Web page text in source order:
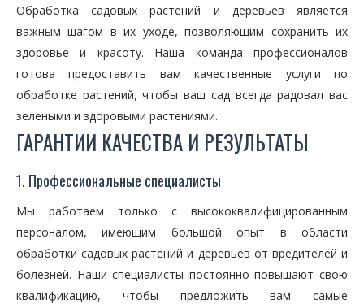
Обработка садовых растений и деревьев является
важным шагом в их уходе, позволяющим сохранить их
здоровье и красоту. Наша команда профессионалов
готова предоставить вам качественные услуги по
обработке растений, чтобы ваш сад всегда радовал вас
зелеными и здоровыми растениями.
ГАРАНТИИ КАЧЕСТВА И РЕЗУЛЬТАТЫ
1. Профессиональные специалисты
Мы работаем только с высококвалифицированным
персоналом, имеющим большой опыт в области
обработки садовых растений и деревьев от вредителей и
болезней. Наши специалисты постоянно повышают свою
квалификацию, чтобы предложить вам самые